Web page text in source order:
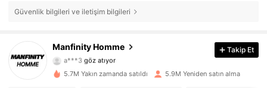
Güvenlik bilgileri ve iletişim bilgileri
Manfinity Homme
a***3 göz atıyor
606K Takipçiler
Takip Et
5.7M Yakın zamanda satıldı 5.9M Yeniden satın alma